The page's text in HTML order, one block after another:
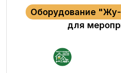
Оборудование
для